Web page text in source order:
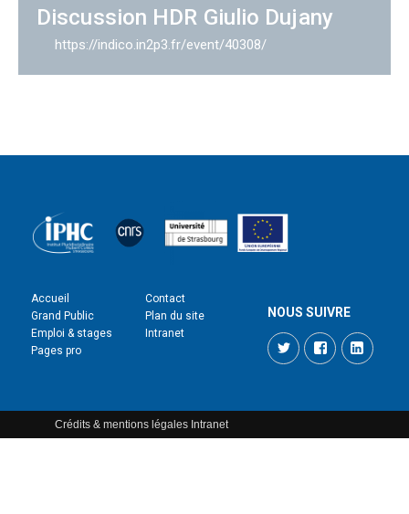
Discussion HDR Giulio Dujany
https://indico.in2p3.fr/event/40308/
Accueil
Grand Public
Emploi & stages
Pages pro
Contact
Plan du site
Intranet
NOUS SUIVRE
TwitterFacebook
Crédits & mentions légales Intranet